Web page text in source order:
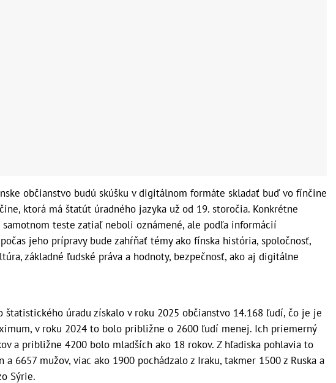
občianstvo budú skúšku v digitálnom formáte skladať buď vo fínčine
ktorá má štatút úradného jazyka už od 19. storočia. Konkrétne
teste zatiaľ neboli oznámené, ale podľa informácií
jeho prípravy bude zahŕňať témy ako fínska história, spoločnosť,
základné ľudské práva a hodnoty, bezpečnosť, ako aj digitálne
štatistického úradu získalo v roku 2025 občianstvo 14.168 ľudí, čo je je
v roku 2024 to bolo približne o 2600 ľudí menej. Ich priemerný
a približne 4200 bolo mladších ako 18 rokov. Z hľadiska pohlavia to
a 6657 mužov, viac ako 1900 pochádzalo z Iraku, takmer 1500 z Ruska a
Sýrie.